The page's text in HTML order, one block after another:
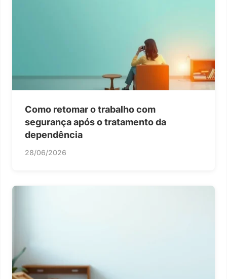
Como retomar o trabalho com
segurança após o tratamento da
dependência
28/06/2026